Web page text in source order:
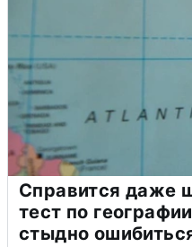
Справится даже
тест по
стыдно